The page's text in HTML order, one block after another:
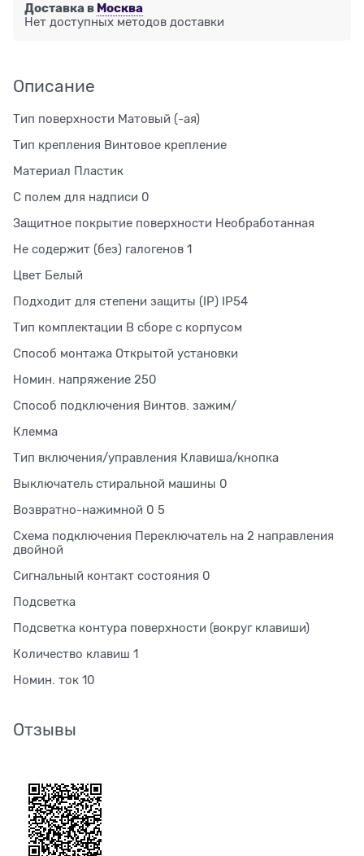
Доставка в Москва
Нет доступных методов доставки
Описание
Тип поверхности Матовый (-ая)
Тип крепления Винтовое крепление
Материал Пластик
С полем для надписи 0
Защитное покрытие поверхности Необработанная
Не содержит (без) галогенов 1
Цвет Белый
Подходит для степени защиты (IP) IP54
Тип комплектации В сборе с корпусом
Способ монтажа Открытой установки
Номин. напряжение 250
Способ подключения Винтов. зажим/
Клемма
Тип включения/управления Клавиша/кнопка
Выключатель стиральной машины 0
Возвратно-нажимной 0 5
Схема подключения Переключатель на 2 направления
двойной
Сигнальный контакт состояния 0
Подсветка
Подсветка контура поверхности (вокруг клавиши)
Количество клавиш 1
Номин. ток 10
Отзывы